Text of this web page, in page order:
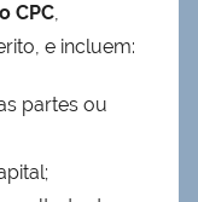
CPC,
e incluem:
partes ou